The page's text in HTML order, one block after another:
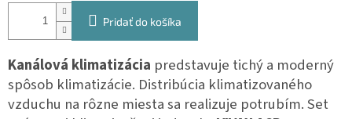
Pridať do košíka
Kanálová klimatizácia predstavuje tichý a moderný
spôsob klimatizácie. Distribúcia klimatizovaného
vzduchu na rôzne miesta sa realizuje potrubím. Set